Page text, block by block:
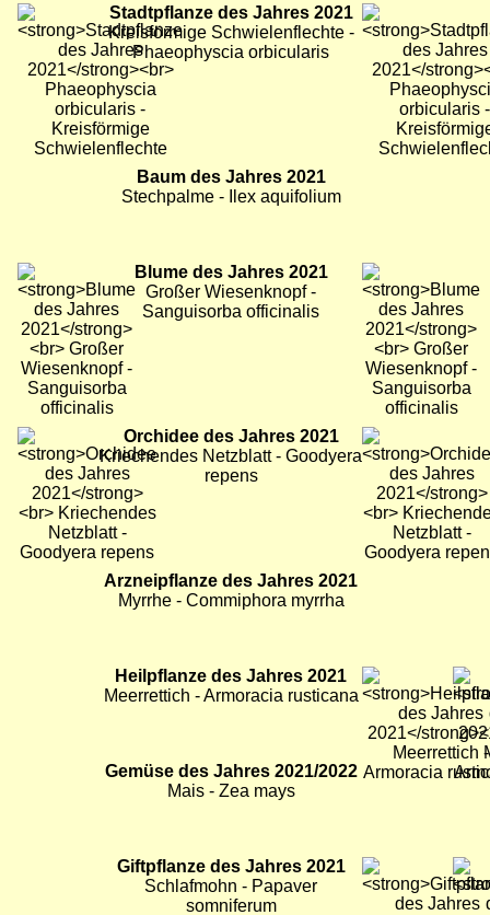
Bild
Stadtpflanze des Jahres 2021
Kreisförmige Schwielenflechte -
Phaeophyscia orbicularis
Bild
Baum des Jahres 2021
Stechpalme - Ilex aquifolium
Bild
Blume des Jahres 2021
Großer Wiesenknopf -
Sanguisorba officinalis
Bild
Bild
Orchidee des Jahres 2021
Kriechendes Netzblatt - Goodyera
repens
Bild
Arzneipflanze des Jahres 2021
Myrrhe - Commiphora myrrha
Heilpflanze des Jahres 2021
Meerrettich - Armoracia rusticana
Bild Bild
Gemüse des Jahres 2021/2022
Mais - Zea mays
Bild Bild
Giftpflanze des Jahres 2021
Schlafmohn - Papaver
somniferum
Bild Bild